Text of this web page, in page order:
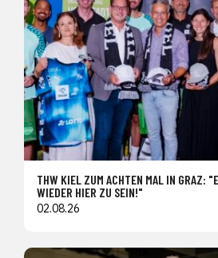
THW KIEL ZUM ACHTEN MAL IN GRAZ:
WIEDER HIER ZU SEIN!"
02.08.26